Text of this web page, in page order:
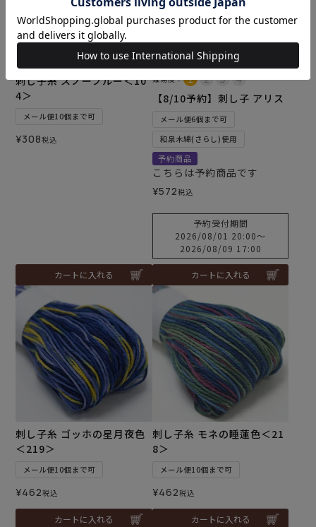
刺し子糸 スノーブルー＜10
4＞
メール便10個まで可
¥308税込
カートに入れる
難易度：
【8/10予約】刺し子 アリス
メール便6個まで可
和泉木綿(さらし)使用
予約商品
こちらは予約商品です
¥572税込
予約受付期間
2026/08/01 20:00〜
2026/08/09 17:00
カートに入れる
刺し子糸 ゴッホの星月夜色
＜219＞
メール便10個まで可
¥462税込
カートに入れる
刺し子糸 モネの睡蓮色＜21
8＞
メール便10個まで可
¥462税込
カートに入れる